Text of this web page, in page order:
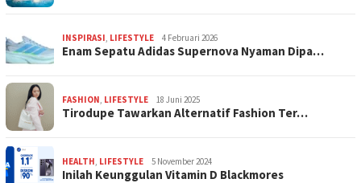
INSPIRASI, LIFESTYLE 4 Februari 2026
Enam Sepatu Adidas Supernova Nyaman Dipa…
FASHION, LIFESTYLE 18 Juni 2025
Tirodupe Tawarkan Alternatif Fashion Ter…
HEALTH, LIFESTYLE 5 November 2024
Inilah Keunggulan Vitamin D Blackmores